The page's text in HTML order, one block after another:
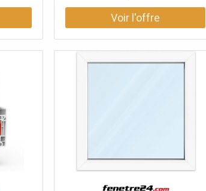
une
et
La
fixe
La
3 joints (joint central), elle offre une
très bonne isolation acoustique et
thermique. La fenêtre en PVC
La fenêtre est blanche, à vitrage